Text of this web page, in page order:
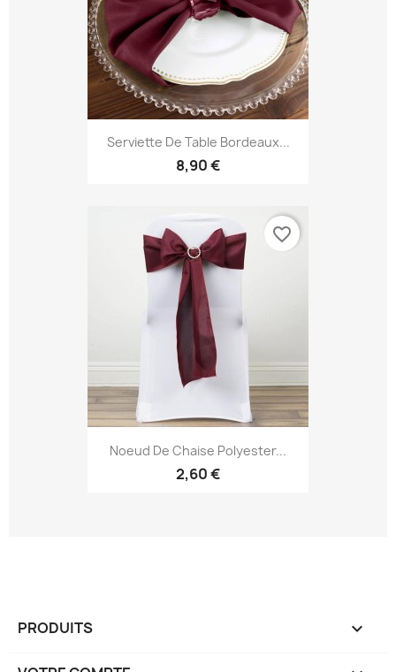
Serviette De Table Bordeaux...
8,90 €
Noeud De Chaise Polyester...
2,60 €
favorite_border
PRODUITS 